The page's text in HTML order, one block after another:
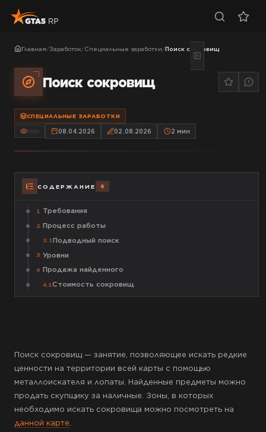
Главная/Заработок/Специальные заработки/Поиск сокровищ
Поиск сокровищ
СПЕЦИАЛЬНЫЕ ЗАРАБОТКИ
08.04.2026 02.08.2026 2 мин
СОДЕРЖАНИЕ 6
1 Требования
2 Процесс работы
2.1Подводный поиск
3 Уровни
4 Продажа найденного
4.1Стоимость сокровищ
Поиск сокровищ — занятие, позволяющее искать редкие
ценности на территории всей карты с помощью
металлоискателя и лопаты. Найденные предметы можно
продать скупщику за наличные. Зоны, в которых
необходимо искать сокровища можно посмотреть на
данной карте.